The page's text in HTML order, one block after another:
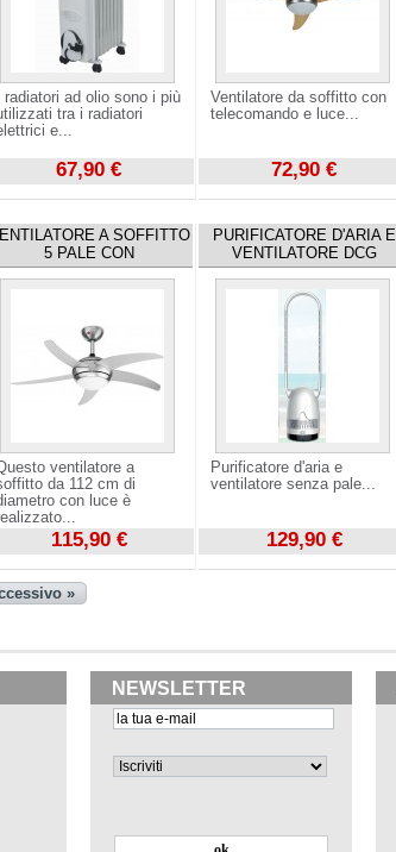
I radiatori ad olio sono i più
tra i radiatori
e...
67,90 €
Ventilatore da soffitto con
telecomando e luce...
72,90 €
A SOFFITTO
5 PALE CON
ventilatore a
da 112 cm di
con luce è
115,90 €
PURIFICATORE D'ARIA E
VENTILATORE DCG
Purificatore d'aria e
ventilatore senza pale...
129,90 €
»
NEWSLETTER